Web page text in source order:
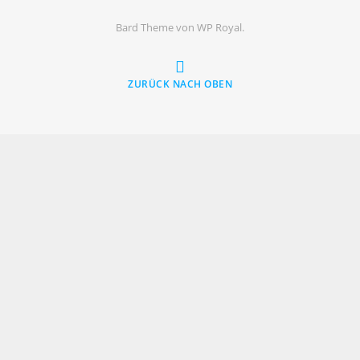
Bard Theme von WP Royal.
ZURÜCK NACH OBEN